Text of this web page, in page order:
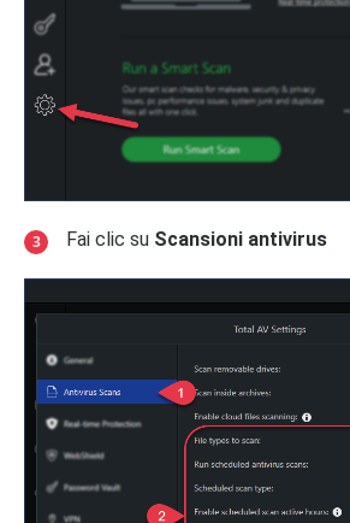
Fai clic su Scansioni antivirus